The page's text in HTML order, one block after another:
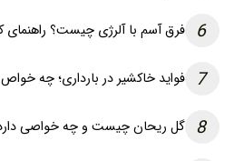
6 فرق آسم با آلرژی چیست؟
7 فواید خاکشیر در بارداری؛ چه
8 گل ریحان چیست و چه خواصی